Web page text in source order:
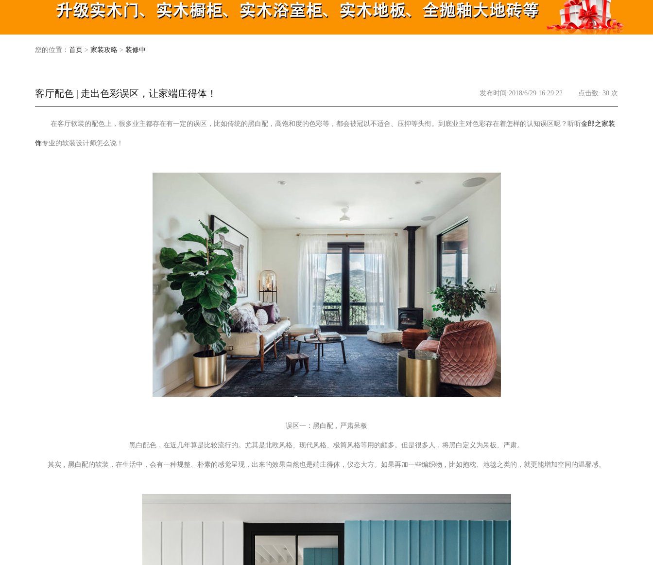
您的位置： 首页 > 家装攻略 > 装修中
发布时间:2018/6/29 16:29:22 点击数: 30 次
客厅配色 | 走出色彩误区，让家端庄得体！
在客厅软装的配色上，很多业主都存在有一定的误区，比如传统的黑白配，高饱和度的色彩等，都会被冠以不适合、压抑等头衔。到底业主对色彩存在着怎样的认知误区呢？听听金郎之家装
饰专业的软装设计师怎么说！
误区一：黑白配，严肃呆板
黑白配色，在近几年算是比较流行的。尤其是北欧风格、现代风格、极简风格等用的颇多。但是很多人，将黑白定义为呆板、严肃。
其实，黑白配的软装，在生活中，会有一种规整、朴素的感觉呈现，出来的效果自然也是端庄得体，仪态大方。如果再加一些编织物，比如抱枕、地毯之类的，就更能增加空间的温馨感。